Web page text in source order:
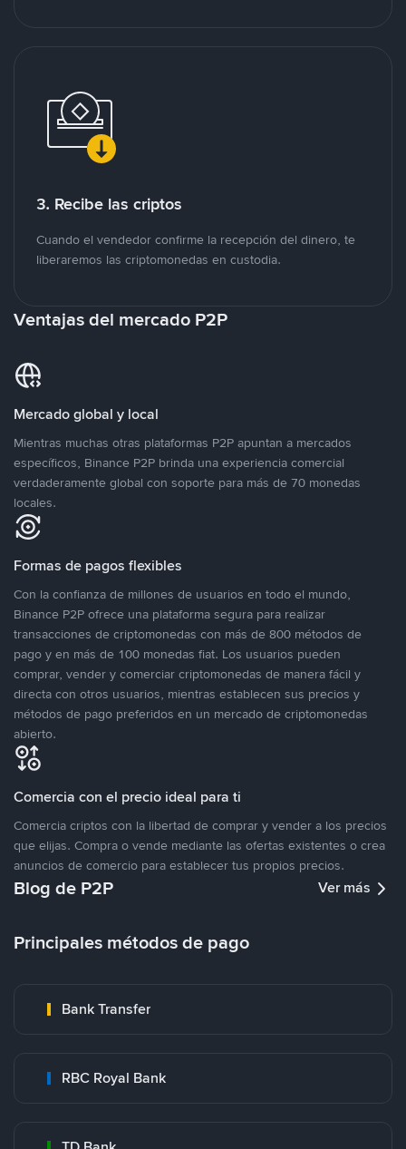
3. Recibe las criptos
Cuando el vendedor confirme la recepción del dinero, te
liberaremos las criptomonedas en custodia.
Ventajas del mercado P2P
Mercado global y local
Mientras muchas otras plataformas P2P apuntan a mercados
específicos, Binance P2P brinda una experiencia comercial
verdaderamente global con soporte para más de 70 monedas
locales.
Formas de pagos flexibles
Con la confianza de millones de usuarios en todo el mundo,
Binance P2P ofrece una plataforma segura para realizar
transacciones de criptomonedas con más de 800 métodos de
pago y en más de 100 monedas fiat. Los usuarios pueden
comprar, vender y comerciar criptomonedas de manera fácil y
directa con otros usuarios, mientras establecen sus precios y
métodos de pago preferidos en un mercado de criptomonedas
abierto.
Comercia con el precio ideal para ti
Comercia criptos con la libertad de comprar y vender a los precios
que elijas. Compra o vende mediante las ofertas existentes o crea
anuncios de comercio para establecer tus propios precios.
Blog de P2P Ver más
Principales métodos de pago
Bank Transfer
RBC Royal Bank